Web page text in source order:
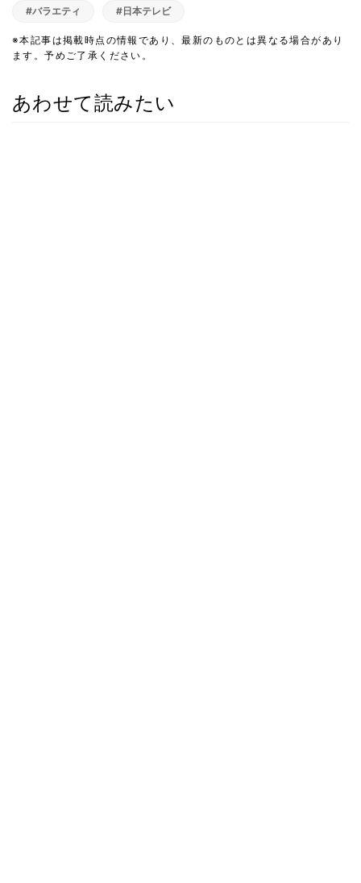
#バラエティ #日本テレビ
※本記事は掲載時点の情報であり、最新のものとは異なる場合があり
ます。予めご了承ください。
あわせて読みたい